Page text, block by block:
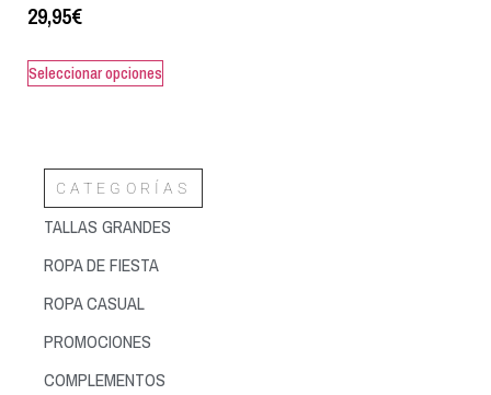
CATEGORÍAS
TALLAS GRANDES
ROPA DE FIESTA
ROPA CASUAL
PROMOCIONES
COMPLEMENTOS
29,95€
Seleccionar opciones